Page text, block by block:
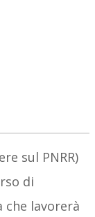
sul PNRR)
di
lavorerà